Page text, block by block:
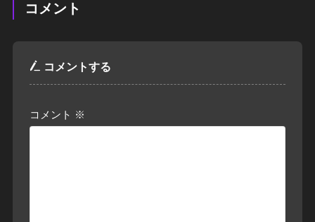
コメント
コメントする
コメント ※